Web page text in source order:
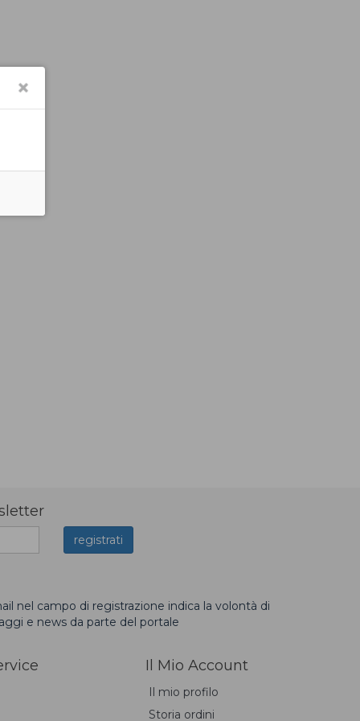
nel campo di registrazione indica la volontà di
e news da parte del portale
Il Mio Account
Il mio profilo
Storia ordini